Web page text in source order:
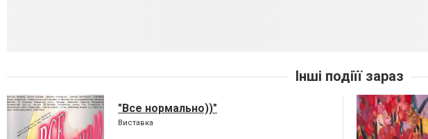
Інші подіїї зараз
"Все нормально))"
Виставка